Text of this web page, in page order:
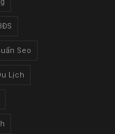
Seo
Lịch